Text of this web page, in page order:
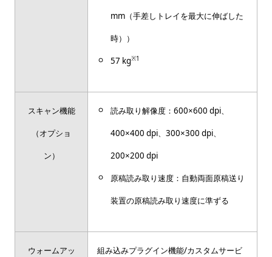
mm（手差しトレイを最大に伸ばした
時））
57 kg※1
スキャン機能
（オプショ
ン）
読み取り解像度：600×600 dpi、
400×400 dpi、300×300 dpi、
200×200 dpi
原稿読み取り速度：自動両面原稿送り
装置の原稿読み取り速度に準ずる
ウォームアッ 組み込みプラグイン機能/カスタムサービ